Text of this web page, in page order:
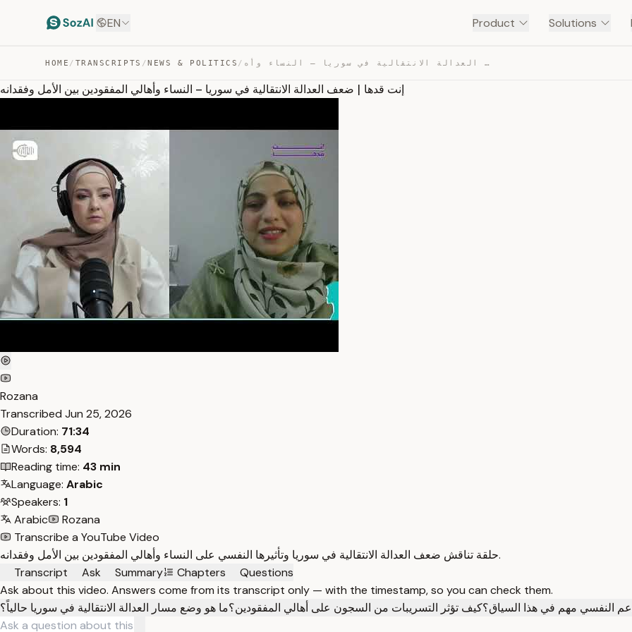
EN Product Solutions
HOME / TRANSCRIPTS /NEWS & POLITICS / إنت قدها | ضعف العدالة الانتقالية في سوريا – النساء وأه… — TRANSCRIPT
إنت قدها | ضعف العدالة الانتقالية في سوريا – النساء وأهالي المفقودين بين الأمل وفقدانه
Rozana
Transcribed Jun 25, 2026
Duration: 71:34
Words: 8,594
Reading time: 43 min
Language: Arabic
Speakers: 1
Arabic
Rozana
Transcribe a YouTube Video
حلقة تناقش ضعف العدالة الانتقالية في سوريا وتأثيرها النفسي على النساء وأهالي المفقودين بين الأمل وفقدانه.
Transcript
Ask Summary Chapters
Questions
Ask about this video. Answers come from its transcript only — with the timestamp, so you can check them.
ما هو وضع مسار العدالة الانتقالية في سوريا حالياً؟كيف تؤثر التسريبات من السجون على أهالي المفقودين؟النفسي مهم في هذا السياق؟